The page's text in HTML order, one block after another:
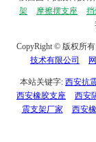
架
摩擦摆支座
CopyRight © 版权所
技术有限公司
本站关键字: 西安抗
西安橡胶支座
西安
震支架厂家
西安